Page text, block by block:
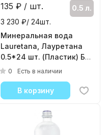
135 ₽ / шт.
0.5 л.
3 230 ₽/ 24шт.
Минеральная вода
Lauretana, Лауретана
0.5*24 шт. (Пластик) Без
Газа
0 Есть в наличии
В корзину